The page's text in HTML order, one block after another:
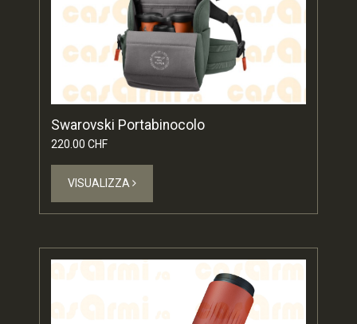
Swarovski Portabinocolo
220.00 CHF
VISUALIZZA